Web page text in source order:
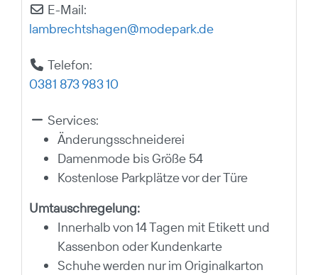
E-Mail:
lambrechtshagen@modepark.de
Telefon:
0381 873 983 10
Services:
Änderungsschneiderei
Damenmode bis Größe 54
Kostenlose Parkplätze vor der Türe
Umtauschregelung:
Innerhalb von 14 Tagen mit Etikett und
Kassenbon oder Kundenkarte
Schuhe werden nur im Originalkarton